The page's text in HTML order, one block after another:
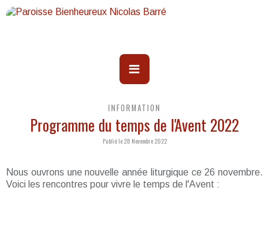
INFORMATION
Programme du temps de l'Avent 2022
Publié le 28 Novembre 2022
Nous ouvrons une nouvelle année liturgique ce 26 novembre.
Voici les rencontres pour vivre le temps de l'Avent :